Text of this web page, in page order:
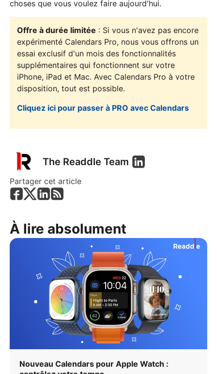
choses que vous voulez faire aujourd'hui.
Offre à durée limitée : Si vous n'avez pas encore
expérimenté Calendars Pro, nous vous offrons un
essai exclusif d'un mois des fonctionnalités
supplémentaires qui fonctionnent sur votre
iPhone, iPad et Mac. Avec Calendars Pro à votre
disposition, tout est possible.
Cliquez ici pour passer à PRO avec Calendars
The Readdle Team
Partager cet article
À lire absolument
Nouveau Calendars pour Apple Watch :